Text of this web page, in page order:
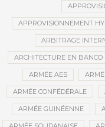
APPROVISIONNEMENT
ARBITRAGE
ARCHITECTURE EN BANCO
ARMÉE AES
ARMÉE CONFÉDÉRALE
ARMÉE GUINÉENNE